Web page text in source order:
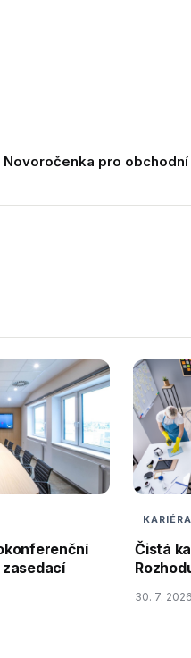
Novoročenka pro
KARIÉRA
Čistá
30. 7. 2026